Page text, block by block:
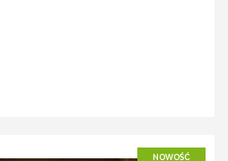
NOWOŚĆ